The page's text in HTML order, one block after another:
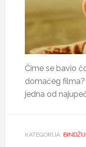
Čime se bavio
domaćeg
jedna od
KATEGORIJA: